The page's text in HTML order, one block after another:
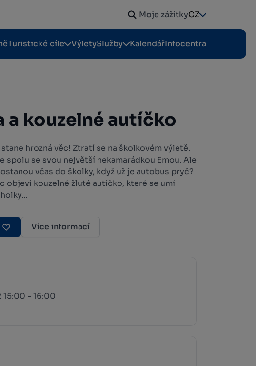
Moje zážitkyCZ
Turistické cíle VýletySlužby KalendářInfocentra
a kouzelné autíčko
stane hrozná věc! Ztratí se na školkovém výletě.
spolu se svou největší nekamarádkou Emou. Ale
včas do školky, když už je autobus pryč?
objeví kouzelné žluté autíčko, které se umí
Více informací
15:00 - 16:00